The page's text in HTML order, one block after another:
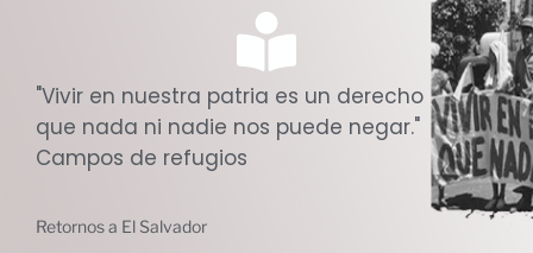
"Vivir en nuestra patria es un derecho
que nada ni nadie nos puede negar."
Campos de refugios
Retornos a El Salvador